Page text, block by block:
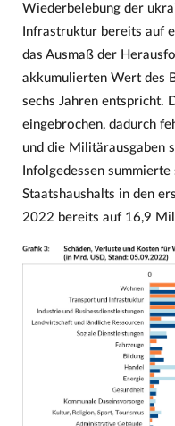
Wiederbelebung der
Infrastruktur bereits auf
das Ausmaß der
akkumulierten Wert des
sechs Jahren entspricht.
eingebrochen, dadurch
und die Militärausgaben
Infolgedessen
Staatshaushalts in den
2022 bereits auf 16,9